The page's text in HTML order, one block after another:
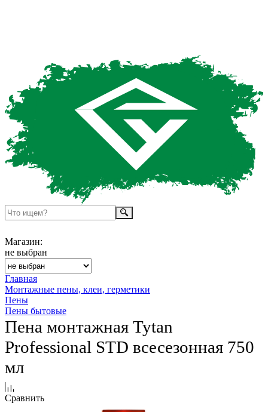
Магазин:
не выбран
Главная
Монтажные пены, клеи, герметики
Пены
Пены бытовые
Пена монтажная Tytan
Professional STD всесезонная 750
мл
Сравнить